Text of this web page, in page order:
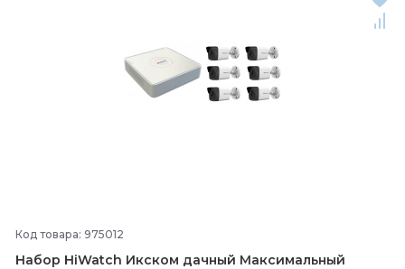
Код товара: 975012
Набор HiWatch Икском дачный Максимальный